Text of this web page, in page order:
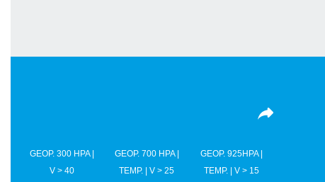
GEOP. 300 HPA |
V > 40
GEOP. 700 HPA |
TEMP. | V > 25
GEOP. 925HPA |
TEMP. | V > 15